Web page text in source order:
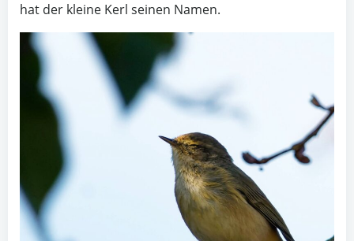
hat der kleine Kerl seinen Namen.